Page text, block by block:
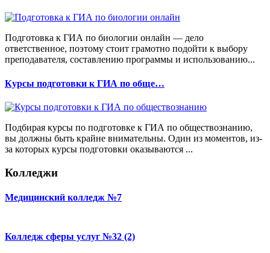
Подготовка к ГИА по биологии онлайн — дело
ответственное, поэтому стоит грамотно подойти к выбору
преподавателя, составлению программы и использованию...
Курсы подготовки к ГИА по обще…
Подбирая курсы по подготовке к ГИА по обществознанию,
вы должны быть крайне внимательны. Один из моментов, из-
за которых курсы подготовки оказываются ...
Колледжи
Медицинский колледж №7
Колледж сферы услуг №32 (2)